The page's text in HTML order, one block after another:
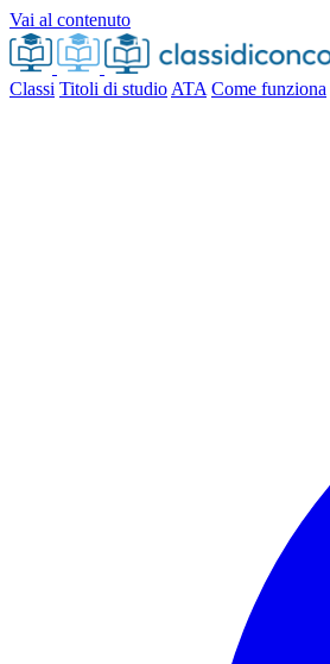
Vai al contenuto
Classi Titoli di studio ATA Come funziona